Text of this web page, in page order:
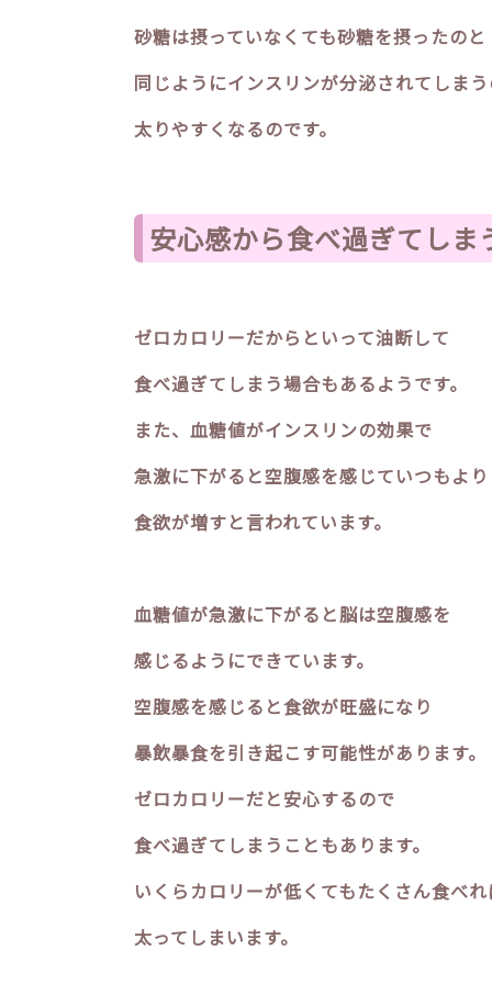
砂糖は摂っていなくても砂糖を摂ったのと
同じようにインスリンが分泌されてしま
太りやすくなるのです。
安心感から食べ過ぎてしま
ゼロカロリーだからといって油断して
食べ過ぎてしまう場合もあるようです。
また、血糖値がインスリンの効果で
急激に下がると空腹感を感じていつもより
食欲が増すと言われています。
血糖値が急激に下がると脳は空腹感を
感じるようにできています。
空腹感を感じると食欲が旺盛になり
暴飲暴食を引き起こす可能性があります。
ゼロカロリーだと安心するので
食べ過ぎてしまうこともあります。
いくらカロリーが低くてもたくさん食べ
太ってしまいます。